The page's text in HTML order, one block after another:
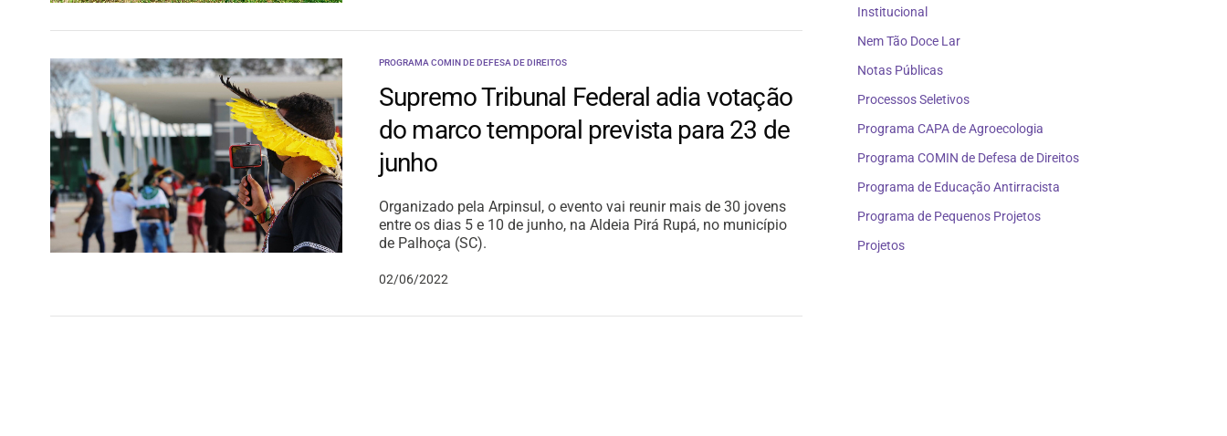
PROGRAMA COMIN DE DEFESA DE DIREITOS
Supremo Tribunal Federal adia votação
do marco temporal prevista para 23 de
junho
Organizado pela Arpinsul, o evento vai reunir mais de 30 jovens
entre os dias 5 e 10 de junho, na Aldeia Pirá Rupá, no município
de Palhoça (SC).
02/06/2022
Institucional
Nem Tão Doce Lar
Notas Públicas
Processos Seletivos
Programa CAPA de Agroecologia
Programa COMIN de Defesa de Direitos
Programa de Educação Antirracista
Programa de Pequenos Projetos
Projetos